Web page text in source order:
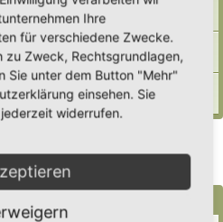
• Seite1von
Ihre
für verschiedene Zwecke.
zu Zweck, Rechtsgrundlagen,
Sie unter dem Button "Mehr"
einsehen. Sie
widerrufen.